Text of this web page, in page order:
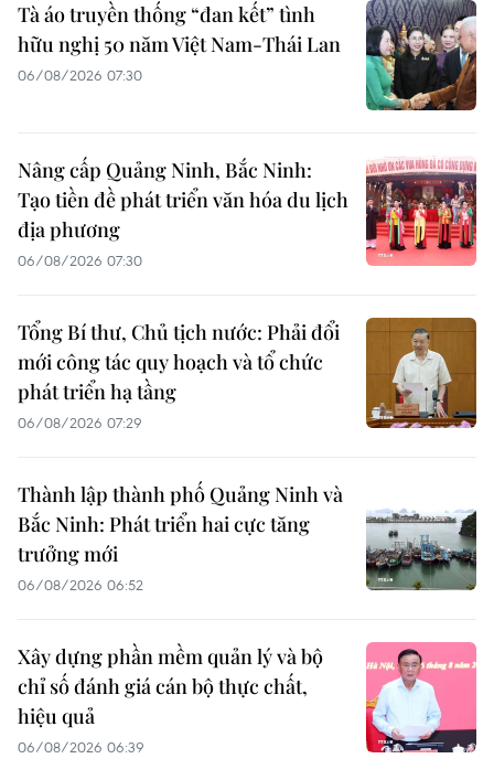
Tà áo truyền thống “đan kết” tình
hữu nghị 50 năm Việt Nam-Thái Lan
06/08/2026 07:30
Nâng cấp Quảng Ninh, Bắc Ninh:
Tạo tiền đề phát triển văn hóa du lịch
địa phương
06/08/2026 07:30
Tổng Bí thư, Chủ tịch nước: Phải đổi
mới công tác quy hoạch và tổ chức
phát triển hạ tầng
06/08/2026 07:29
Thành lập thành phố Quảng Ninh và
Bắc Ninh: Phát triển hai cực tăng
trưởng mới
06/08/2026 06:52
Xây dựng phần mềm quản lý và bộ
chỉ số đánh giá cán bộ thực chất,
hiệu quả
06/08/2026 06:39